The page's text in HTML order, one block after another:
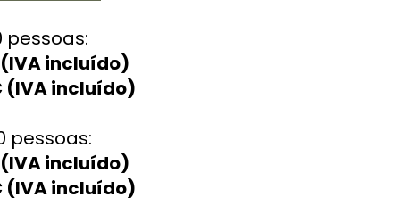
pessoas:
incluído)
(IVA incluído)
pessoas:
incluído)
(IVA incluído)